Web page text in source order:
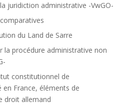
la juridiction administrative -VwGO-
comparatives
du Land de Sarre
la procédure administrative non
constitutionnel de
en France, éléments de
droit allemand